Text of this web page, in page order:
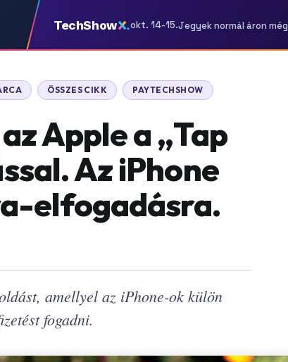
TechShow okt. 14-15.Jegyek normál áron még
ÖSSZES CIKK PAYTECHSHOW
Apple a „Tap
Az iPhone
elfogadásra.
amellyel az iPhone-ok külön
fogadni.